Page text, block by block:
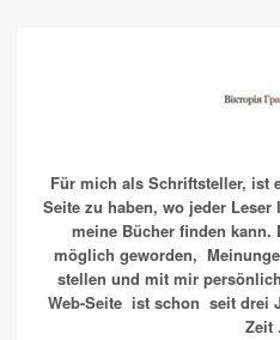
Für mich als Schriftsteller, ist
Seite zu haben, wo jeder
meine Bücher finden kann.
möglich geworden,
stellen und mit mir
Web-Seite ist schon seit drei
Zeit